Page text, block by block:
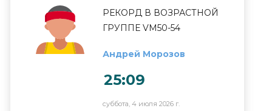
РЕКОРД В ВОЗРАСТНОЙ
ГРУППЕ VM50-54
Андрей Морозов
25:09
суббота, 4 июля 2026 г.